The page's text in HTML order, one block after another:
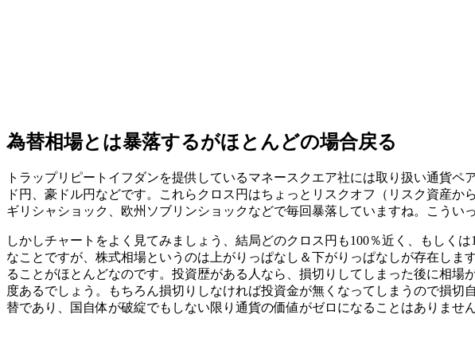
為替相場とは暴落するがほとんどの場合戻る
トラップリピートイフダンを提供しているマネースクエア社には取り扱い通貨
ド円、豪ドル円などです。これらクロス円はちょっとリスクオフ（リスク資産
ギリシャショック、欧州ソブリンショックなどで毎回暴落していますね。こう
しかしチャートをよく見てみましょう、結局どのクロス円も100％近く、もしく
なことですが、株式相場というのは上がりっぱなし＆下がりっぱなしが存在し
ることがほとんどなのです。投資歴がある人なら、損切りしてしまった後に相場
度あるでしょう。もちろん損切りしなければ投資金が無くなってしまうので損
替であり、国自体が破綻でもしない限り通貨の価値がゼロになることはありません